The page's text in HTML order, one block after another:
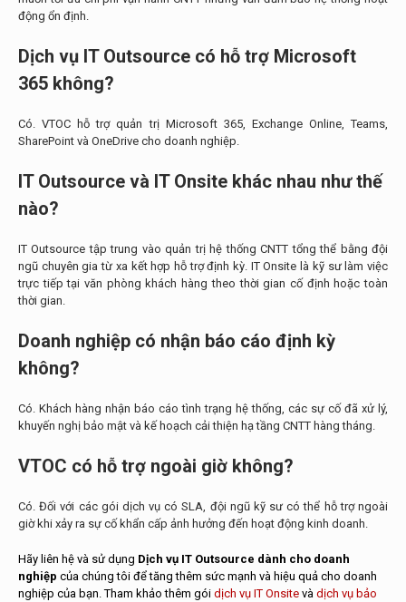
động ổn định.
Dịch vụ IT Outsource có hỗ trợ Microsoft
365 không?
Có. VTOC hỗ trợ quản trị Microsoft 365, Exchange Online, Teams,
SharePoint và OneDrive cho doanh nghiệp.
IT Outsource và IT Onsite khác nhau như thế
nào?
IT Outsource tập trung vào quản trị hệ thống CNTT tổng thể bằng đội
ngũ chuyên gia từ xa kết hợp hỗ trợ định kỳ. IT Onsite là kỹ sư làm việc
trực tiếp tại văn phòng khách hàng theo thời gian cố định hoặc toàn
thời gian.
Doanh nghiệp có nhận báo cáo định kỳ
không?
Có. Khách hàng nhận báo cáo tình trạng hệ thống, các sự cố đã xử lý,
khuyến nghị bảo mật và kế hoạch cải thiện hạ tầng CNTT hàng tháng.
VTOC có hỗ trợ ngoài giờ không?
Có. Đối với các gói dịch vụ có SLA, đội ngũ kỹ sư có thể hỗ trợ ngoài
giờ khi xảy ra sự cố khẩn cấp ảnh hưởng đến hoạt động kinh doanh.
Hãy liên hệ và sử dụng Dịch vụ IT Outsource dành cho doanh
nghiệp của chúng tôi để tăng thêm sức mạnh và hiệu quả cho doanh
nghiệp của bạn. Tham khảo thêm gói dịch vụ IT Onsite và dịch vụ bảo